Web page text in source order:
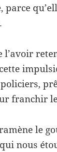
l’avoir
franchir
le
nous